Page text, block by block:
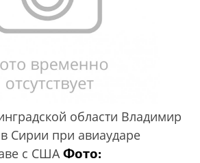
области Владимир
Сирии при авиаударе
с СШАФото: